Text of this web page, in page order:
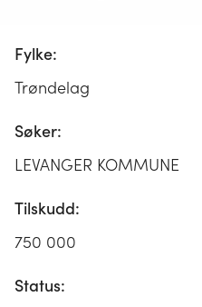
Fylke:
Trøndelag
Søker:
LEVANGER KOMMUNE
Tilskudd:
750 000
Status: